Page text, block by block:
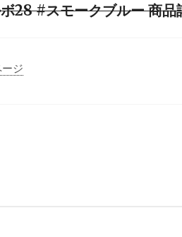
28 #スモークブルー 商品
ジ